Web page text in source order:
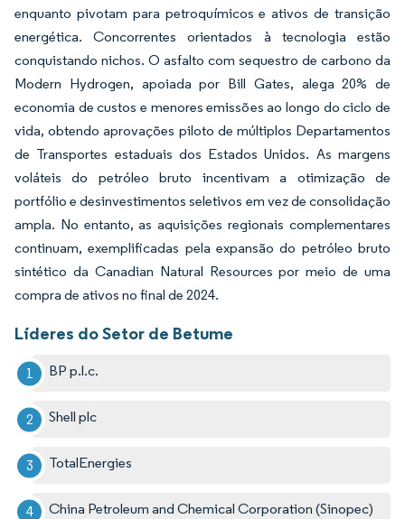
enquanto pivotam para petroquímicos e ativos de transição
energética. Concorrentes orientados à tecnologia estão
conquistando nichos. O asfalto com sequestro de carbono da
Modern Hydrogen, apoiada por Bill Gates, alega 20% de
economia de custos e menores emissões ao longo do ciclo de
vida, obtendo aprovações piloto de múltiplos Departamentos
de Transportes estaduais dos Estados Unidos. As margens
voláteis do petróleo bruto incentivam a otimização de
portfólio e desinvestimentos seletivos em vez de consolidação
ampla. No entanto, as aquisições regionais complementares
continuam, exemplificadas pela expansão do petróleo bruto
sintético da Canadian Natural Resources por meio de uma
compra de ativos no final de 2024.
Líderes do Setor de Betume
BP p.l.c.
Shell plc
TotalEnergies
China Petroleum and Chemical Corporation (Sinopec)